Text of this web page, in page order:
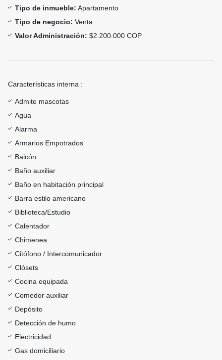
Tipo de inmueble: Apartamento
Tipo de negocio: Venta
Valor Administración: $2.200.000 COP
Características interna :
Admite mascotas
Agua
Alarma
Armarios Empotrados
Balcón
Baño auxiliar
Baño en habitación principal
Barra estilo americano
Biblioteca/Estudio
Calentador
Chimenea
Citófono / Intercomunicador
Clósets
Cocina equipada
Comedor auxiliar
Depósito
Detección de humo
Electricidad
Gas domiciliario